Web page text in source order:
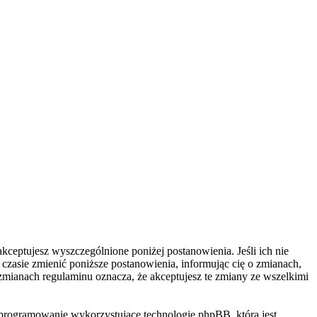
wyszczególnione poniżej postanowienia. Jeśli ich nie
zmienić poniższe postanowienia, informując cię o zmianach,
regulaminu oznacza, że akceptujesz te zmiany ze wszelkimi